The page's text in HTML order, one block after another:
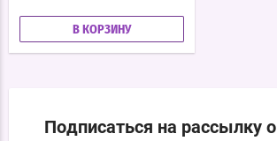
В КОРЗИНУ
Подписаться на рассылку о